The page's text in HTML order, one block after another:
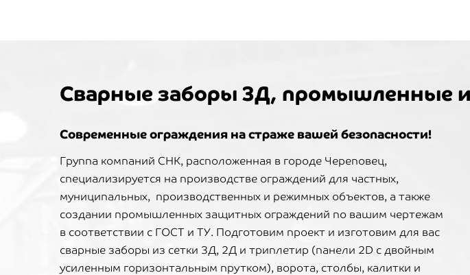
Сварные заборы 3Д, промышленные
Современные ограждения на страже вашей безопасности!
Группа компаний СНК, расположенная в городе Череповец,
специализируется на производстве ограждений для частных,
муниципальных, производственных и режимных объектов, а также
создании промышленных защитных ограждений по вашим чертежам
в соответствии с ГОСТ и ТУ. Подготовим проект и изготовим для вас
сварные заборы из сетки 3Д, 2Д и триплетир (панели 2D с двойным
усиленным горизонтальным прутком), ворота, столбы, калитки и